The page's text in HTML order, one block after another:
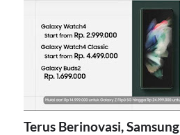
Terus Berinovasi, Samsung